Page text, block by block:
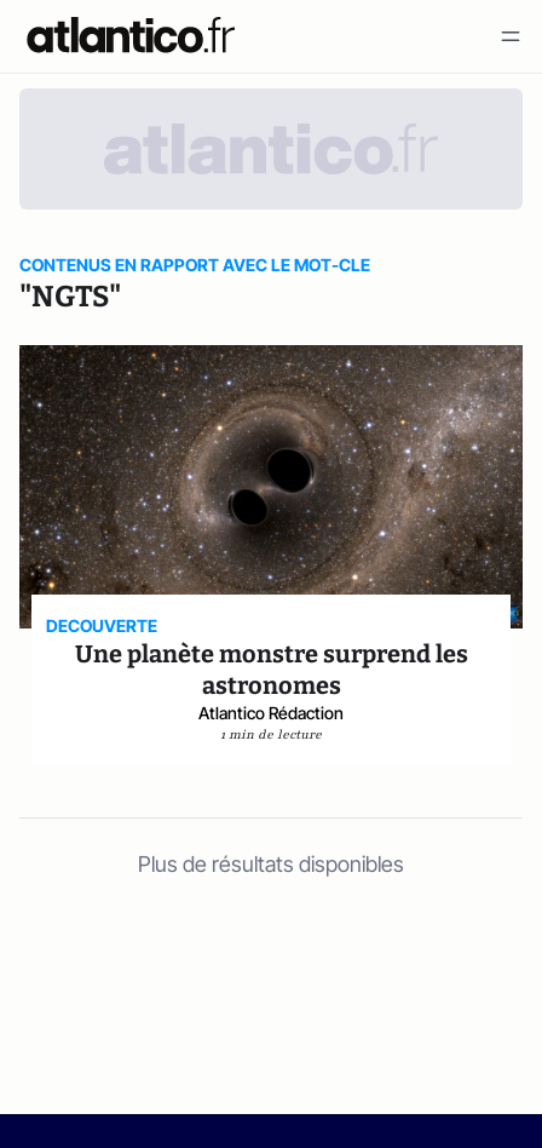
CONTENUS EN RAPPORT AVEC LE MOT-CLE
"NGTS"
DECOUVERTE
Une planète monstre surprend les
astronomes
Atlantico Rédaction
1 min de lecture
Plus de résultats disponibles